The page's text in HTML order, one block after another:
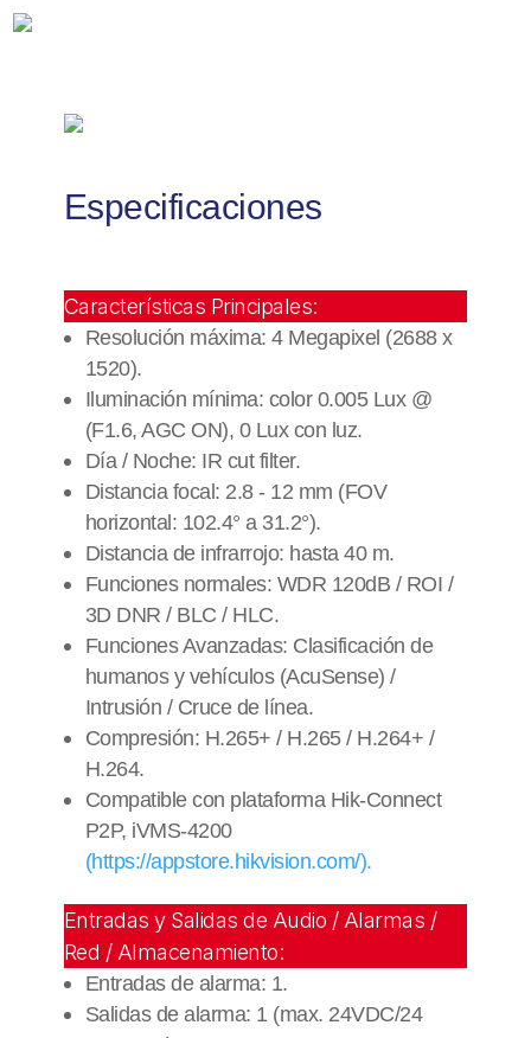
Exterior
IK10
ONVIF
Alarmas
Micro
Metal
ACUSEARCH
cantidad
Especificaciones
Características Principales:
Resolución máxima: 4 Megapixel (2688 x
1520).
Iluminación mínima: color 0.005 Lux @
(F1.6, AGC ON), 0 Lux con luz.
Día / Noche: IR cut filter.
Distancia focal: 2.8 - 12 mm (FOV
horizontal: 102.4° a 31.2°).
Distancia de infrarrojo: hasta 40 m.
Funciones normales: WDR 120dB / ROI /
3D DNR / BLC / HLC.
Funciones Avanzadas: Clasificación de
humanos y vehículos (AcuSense) /
Intrusión / Cruce de línea.
Compresión: H.265+ / H.265 / H.264+ /
H.264.
Compatible con plataforma Hik-Connect
P2P, iVMS-4200
(https://appstore.hikvision.com/).
Entradas y Salidas de Audio / Alarmas /
Red / Almacenamiento:
Entradas de alarma: 1.
Salidas de alarma: 1 (max. 24VDC/24